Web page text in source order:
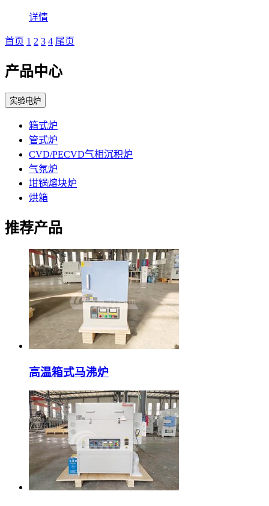
详情
首页 1 2 3 4 尾页
产品中心
实验电炉
箱式炉
管式炉
CVD/PECVD气相沉积炉
气氛炉
坩锅熔块炉
烘箱
推荐产品
高温箱式马沸炉